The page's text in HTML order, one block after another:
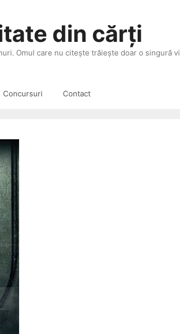
din cărți
Omul care nu citeşte trăieşte doar o singură
Concursuri Contact